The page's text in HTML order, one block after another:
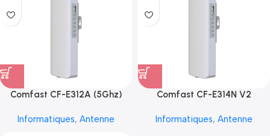
Comfast CF-E312A (5Ghz)
Informatiques, Antenne
Comfast CF-E314N V2
Informatiques, Antenne